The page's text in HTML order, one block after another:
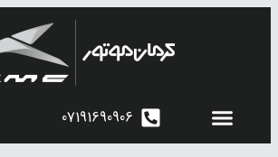
07191690906